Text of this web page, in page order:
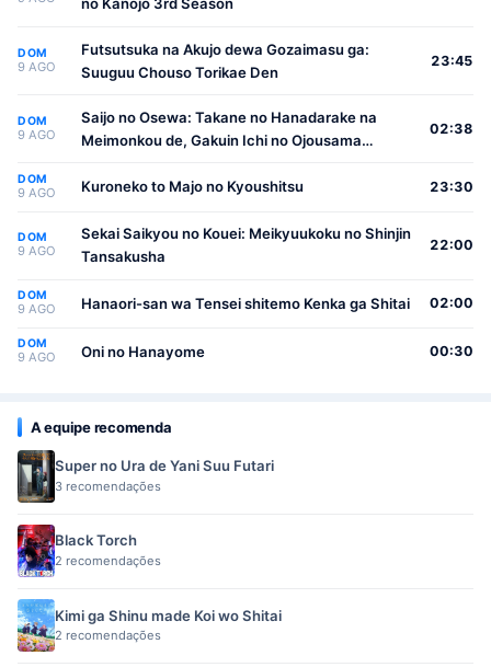
no Kanojo 3rd Season
DOM
9 AGO
Futsutsuka na Akujo dewa Gozaimasu ga:
Suuguu Chouso Torikae Den
23:45
DOM
9 AGO
Saijo no Osewa: Takane no Hanadarake na
Meimonkou de, Gakuin Ichi no Ojousama
Osewa suru Koto ni Narimashita
02:38
DOM
9 AGO Kuroneko to Majo no Kyoushitsu 23:30
DOM
9 AGO
Sekai Saikyou no Kouei: Meikyuukoku no Shinjin
Tansakusha
22:00
DOM
9 AGO Hanaori-san wa Tensei shitemo Kenka ga Shitai 02:00
DOM
9 AGO Oni no Hanayome 00:30
A equipe recomenda
Super no Ura de Yani Suu Futari
3 recomendações
Black Torch
2 recomendações
Kimi ga Shinu made Koi wo Shitai
2 recomendações